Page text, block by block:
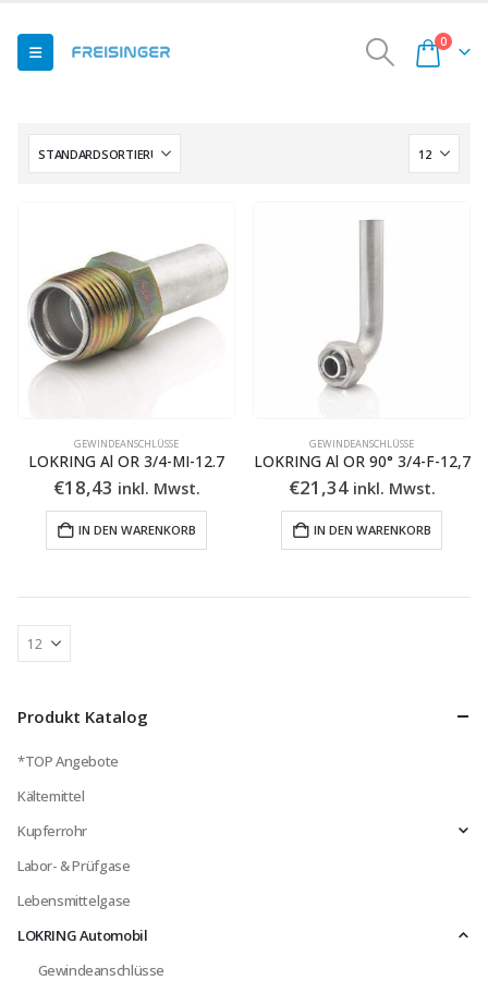
0
GEWINDEANSCHLÜSSE
LOKRING Al OR 3/4-MI-12.7
€18,43 inkl. Mwst.
IN DEN WARENKORB
GEWINDEANSCHLÜSSE
LOKRING Al OR 90° 3/4-F-12,7
€21,34 inkl. Mwst.
IN DEN WARENKORB
Produkt Katalog
*TOP Angebote
Kältemittel
Kupferrohr
Labor- & Prüfgase
Lebensmittelgase
LOKRING Automobil
Gewindeanschlüsse